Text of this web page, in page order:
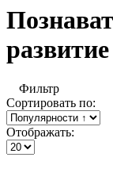
развитие
Фильтр
Сортировать по:
Отображать: